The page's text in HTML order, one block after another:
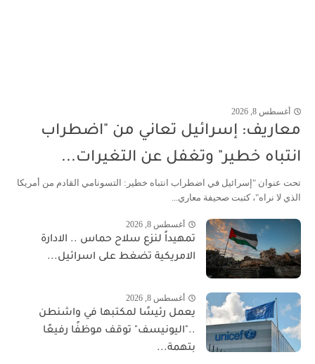
أغسطس 8, 2026
معاريف: إسرائيل تعاني من "اضطراب
انتباه خطير" وتغفل عن التغيرات...
تحت عنوان "إسرائيل في اضطراب انتباه خطير: التسونامي القادم من أمريكا
الذي لا نراه"، كتبت صحيفة معاري...
أغسطس 8, 2026
تمهيداً لنزع سلاح حماس .. الادارة
الامريكية تضغط على اسرائيل...
أغسطس 8, 2026
يعمل رئيسًا لمكتبها في واشنطن
.."اليونيسف" توقف موظفًا رفيعًا
بتهمة...